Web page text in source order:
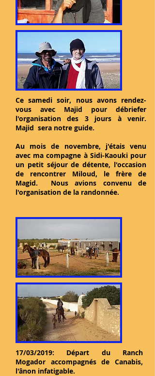
Ce samedi soir, nous avons rendez-
vous avec Majid pour débriefer
l'organisation des 3 jours à venir.
Majid sera notre guide.
Au mois de novembre, j'étais venu
avec ma compagne à Sidi-Kaouki pour
un petit séjour de détente, l'occasion
de rencontrer Miloud, le frère de
Magid. Nous avions convenu de
l'organisation de la randonnée.
17/03/2019: Départ du Ranch
Mogador accompagnés de Canabis,
l'ânon infatigable.